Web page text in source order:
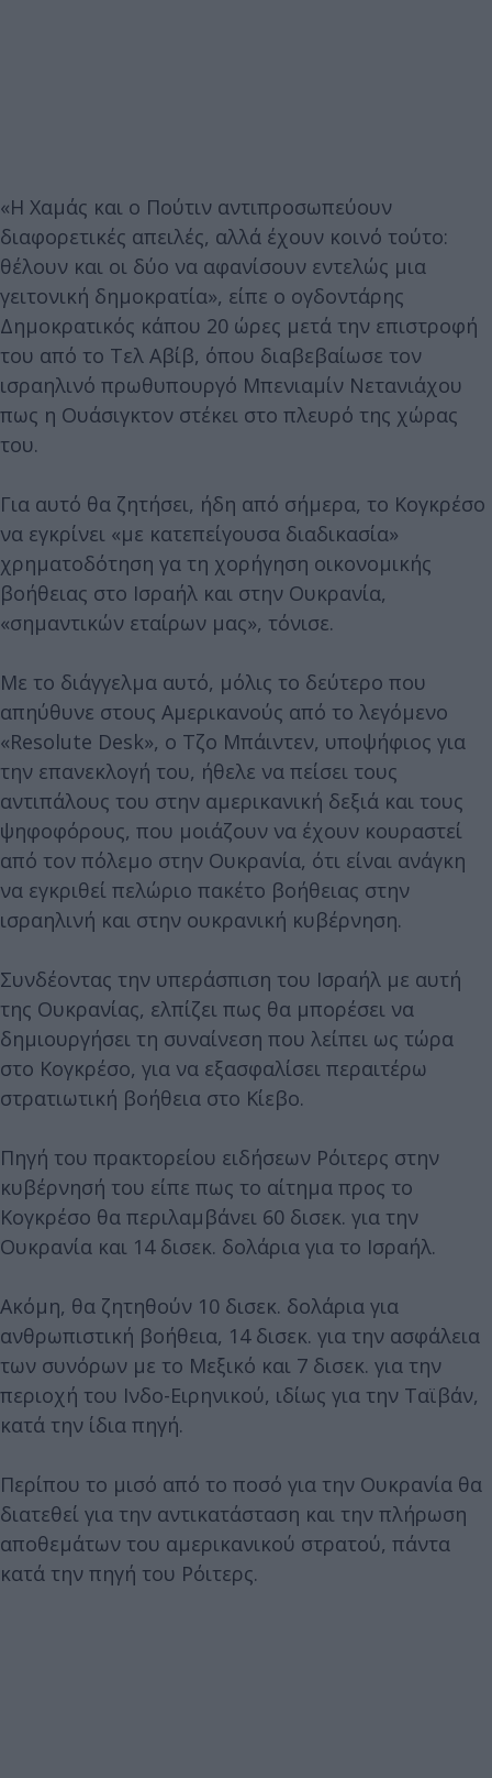
«Η Χαμάς και ο Πούτιν αντιπροσωπεύουν
διαφορετικές απειλές, αλλά έχουν κοινό τούτο:
θέλουν και οι δύο να αφανίσουν εντελώς μια
γειτονική δημοκρατία», είπε ο ογδοντάρης
Δημοκρατικός κάπου 20 ώρες μετά την επιστροφή
του από το Τελ Αβίβ, όπου διαβεβαίωσε τον
ισραηλινό πρωθυπουργό Μπενιαμίν Νετανιάχου
πως η Ουάσιγκτον στέκει στο πλευρό της χώρας
του.
Για αυτό θα ζητήσει, ήδη από σήμερα, το Κογκρέσο
να εγκρίνει «με κατεπείγουσα διαδικασία»
χρηματοδότηση γα τη χορήγηση οικονομικής
βοήθειας στο Ισραήλ και στην Ουκρανία,
«σημαντικών εταίρων μας», τόνισε.
Με το διάγγελμα αυτό, μόλις το δεύτερο που
απηύθυνε στους Αμερικανούς από το λεγόμενο
«Resolute Desk», ο Τζο Μπάιντεν, υποψήφιος για
την επανεκλογή του, ήθελε να πείσει τους
αντιπάλους του στην αμερικανική δεξιά και τους
ψηφοφόρους, που μοιάζουν να έχουν κουραστεί
από τον πόλεμο στην Ουκρανία, ότι είναι ανάγκη
να εγκριθεί πελώριο πακέτο βοήθειας στην
ισραηλινή και στην ουκρανική κυβέρνηση.
Συνδέοντας την υπεράσπιση του Ισραήλ με αυτή
της Ουκρανίας, ελπίζει πως θα μπορέσει να
δημιουργήσει τη συναίνεση που λείπει ως τώρα
στο Κογκρέσο, για να εξασφαλίσει περαιτέρω
στρατιωτική βοήθεια στο Κίεβο.
Πηγή του πρακτορείου ειδήσεων Ρόιτερς στην
κυβέρνησή του είπε πως το αίτημα προς το
Κογκρέσο θα περιλαμβάνει 60 δισεκ. για την
Ουκρανία και 14 δισεκ. δολάρια για το Ισραήλ.
Ακόμη, θα ζητηθούν 10 δισεκ. δολάρια για
ανθρωπιστική βοήθεια, 14 δισεκ. για την ασφάλεια
των συνόρων με το Μεξικό και 7 δισεκ. για την
περιοχή του Ινδο-Ειρηνικού, ιδίως για την Ταϊβάν,
κατά την ίδια πηγή.
Περίπου το μισό από το ποσό για την Ουκρανία θα
διατεθεί για την αντικατάσταση και την πλήρωση
αποθεμάτων του αμερικανικού στρατού, πάντα
κατά την πηγή του Ρόιτερς.